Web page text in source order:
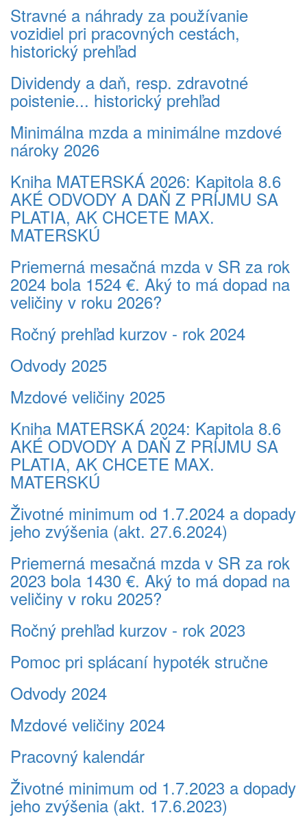
Stravné a náhrady za používanie
vozidiel pri pracovných cestách,
historický prehľad
Dividendy a daň, resp. zdravotné
poistenie... historický prehľad
Minimálna mzda a minimálne mzdové
nároky 2026
Kniha MATERSKÁ 2026: Kapitola 8.6
AKÉ ODVODY A DAŇ Z PRÍJMU SA
PLATIA, AK CHCETE MAX.
MATERSKÚ
Priemerná mesačná mzda v SR za rok
2024 bola 1524 €. Aký to má dopad na
veličiny v roku 2026?
Ročný prehľad kurzov - rok 2024
Odvody 2025
Mzdové veličiny 2025
Kniha MATERSKÁ 2024: Kapitola 8.6
AKÉ ODVODY A DAŇ Z PRÍJMU SA
PLATIA, AK CHCETE MAX.
MATERSKÚ
Životné minimum od 1.7.2024 a dopady
jeho zvýšenia (akt. 27.6.2024)
Priemerná mesačná mzda v SR za rok
2023 bola 1430 €. Aký to má dopad na
veličiny v roku 2025?
Ročný prehľad kurzov - rok 2023
Pomoc pri splácaní hypoték stručne
Odvody 2024
Mzdové veličiny 2024
Pracovný kalendár
Životné minimum od 1.7.2023 a dopady
jeho zvýšenia (akt. 17.6.2023)